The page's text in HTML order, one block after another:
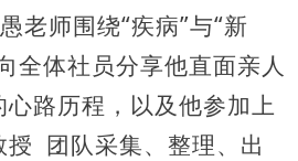
师围绕“疾病”与“新
全体社员分享他直面亲人
路历程，以及他参加上
授 团队采集、整理、出